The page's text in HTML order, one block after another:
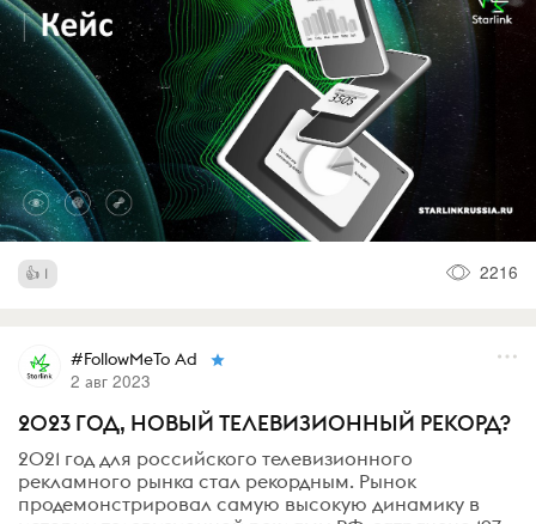
1 2216
#FollowMeTo Ad
2 авг 2023
2023 ГОД, НОВЫЙ ТЕЛЕВИЗИОННЫЙ РЕКОРД?
2021 год для российского телевизионного
рекламного рынка стал рекордным. Рынок
продемонстрировал самую высокую динамику в